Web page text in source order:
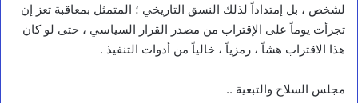
لشخص ، بل إمتداداً لذلك النسق التاريخي ؛ المتمثل بمعاقبة تعز إن
تجرأت يوماً على الإقتراب من مصدر القرار السياسي ، حتى لو كان
هذا الاقتراب هشاً ، رمزياً ، خالياً من أدوات التنفيذ .
مجلس السلاح والتبعية ..